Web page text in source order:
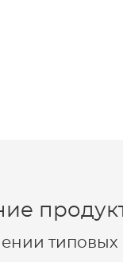
типовых